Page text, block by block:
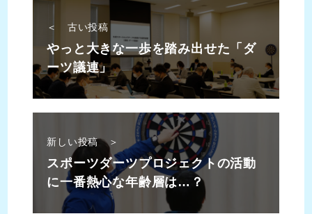
＜ 古い投稿
やっと大きな一歩を踏み出せた「ダ
ーツ議連」
新しい投稿 ＞
スポーツダーツプロジェクトの活動
に一番熱心な年齢層は…？